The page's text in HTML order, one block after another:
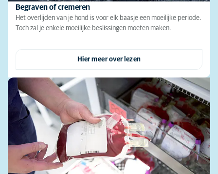
Begraven of cremeren
Het overlijden van je hond is voor elk baasje een moeilijke periode.
Toch zal je enkele moeilijke beslissingen moeten maken.
Hier meer over lezen